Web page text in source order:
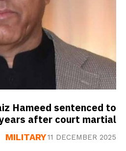
Hameed sentenced to
after court martial
MILITARY11 DECEMBER 2025